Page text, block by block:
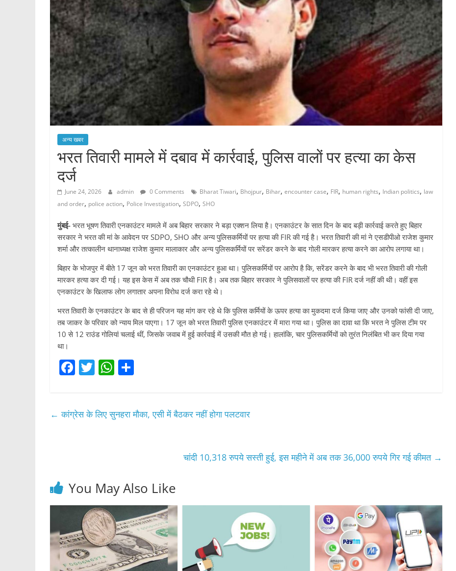
अन्य खबर
भरत तिवारी मामले में दबाव में कार्रवाई, पुलिस वालों पर हत्या का केस
दर्ज
June 24, 2026 admin 0 Comments Bharat Tiwari, Bhojpur, Bihar, encounter case, FIR, human rights, Indian politics, law
and order, police action, Police Investigation, SDPO, SHO
मुंबई- भरत भूषण तिवारी एनकाउंटर मामले में अब बिहार सरकार ने बड़ा एक्शन लिया है। एनकाउंटर के सात दिन के बाद बड़ी कार्रवाई करते हुए बिहार
सरकार ने भरत की मां के आवेदन पर SDPO, SHO और अन्य पुलिसकर्मियों पर हत्या की FIR की गई है। भरत तिवारी की मां ने एसडीपीओ राजेश कुमार
शर्मा और तत्कालीन थानाध्यक्ष राजेश कुमार मालाकार और अन्य पुलिसकर्मियों पर सरेंडर करने के बाद गोली मारकर हत्या करने का आरोप लगाया था।
बिहार के भोजपुर में बीते 17 जून को भरत तिवारी का एनकाउंटर हुआ था। पुलिसकर्मियों पर आरोप है कि, सरेंडर करने के बाद भी भरत तिवारी की गोली
मारकर हत्या कर दी गई। यह इस केस में अब तक चौथी FIR है। अब तक बिहार सरकार ने पुलिसवालों पर हत्या की FIR दर्ज नहीं की थी। वहीं इस
एनकाउंटर के खिलाफ लोग लगातार अपना विरोध दर्ज करा रहे थे।
भरत तिवारी के एनकाउंटर के बाद से ही परिजन यह मांग कर रहे थे कि पुलिस कर्मियों के ऊपर हत्या का मुकदमा दर्ज किया जाए और उनको फांसी दी जाए,
तब जाकर के परिवार को न्याय मिल पाएगा। 17 जून को भरत तिवारी पुलिस एनकाउंटर में मारा गया था। पुलिस का दावा था कि भरत ने पुलिस टीम पर
10 से 12 राउंड गोलियां चलाई थीं, जिसके जवाब में हुई कार्रवाई में उसकी मौत हो गई। हालांकि, चार पुलिसकर्मियों को तुरंत निलंबित भी कर दिया गया
था।
F
e
T
er
W
s e
← कांग्रेस के लिए सुनहरा मौका, एसी में बैठकर नहीं होगा पलटवार
चांदी 10,318 रुपये सस्ती हुई, इस महीने में अब तक 36,000 रुपये गिर गई कीमत →
You May Also Like